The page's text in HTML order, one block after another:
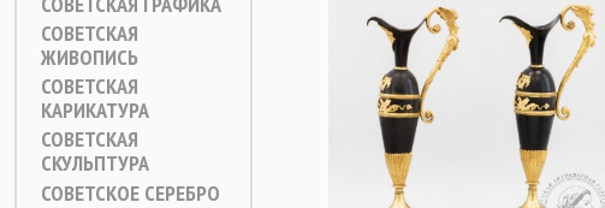
СОВЕТСКАЯ
ЖИВОПИСЬ
СОВЕТСКАЯ
КАРИКАТУРА
СОВЕТСКАЯ
СКУЛЬПТУРА
СОВЕТСКОЕ СЕРЕБРО